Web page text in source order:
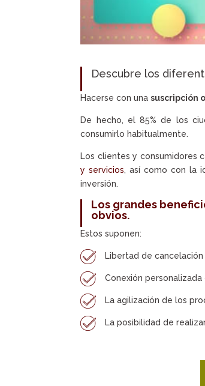
Descubre los
Hacerse con unasuscripción
De hecho, el 85% de los
consumirlo habitualmente.
Los clientes y consumidores
y servicios, así como con la
inversión.
Los grandes
obvios.
Estos suponen:
Libertad de cancelación
Conexión personalizada
La agilización de los
La posibilidad de